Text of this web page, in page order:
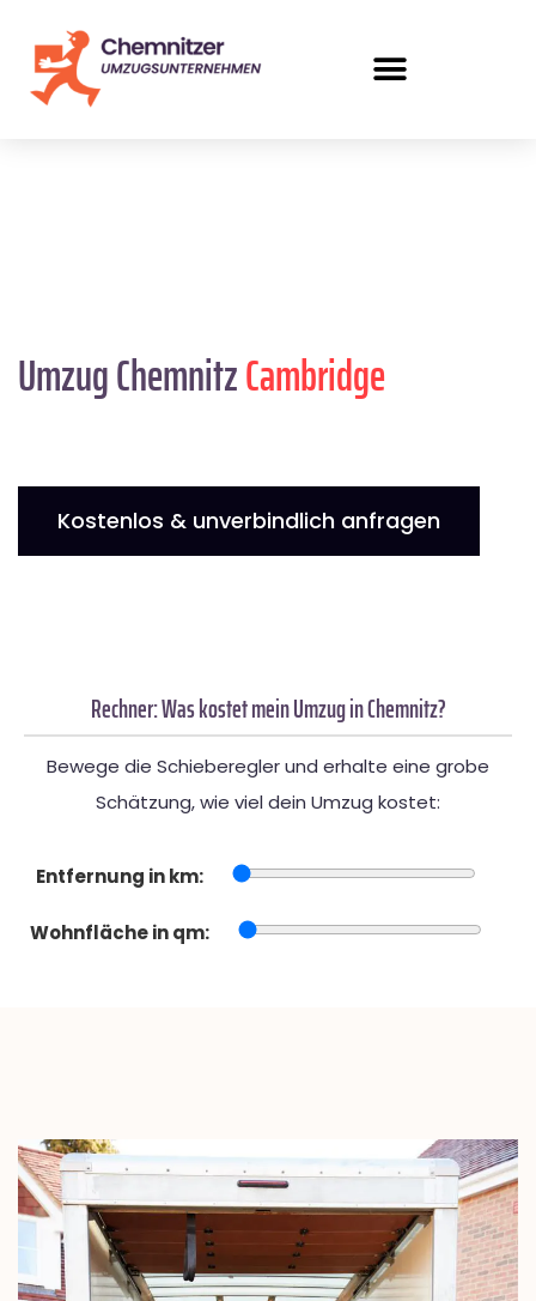
Umzug ChemnitzCambridge
Kostenlos & unverbindlich anfragen
Rechner: Was kostet mein Umzug in Chemnitz?
Bewege die Schieberegler und erhalte eine grobe
Schätzung, wie viel dein Umzug kostet:
Entfernung in km:
Wohnfläche in qm: